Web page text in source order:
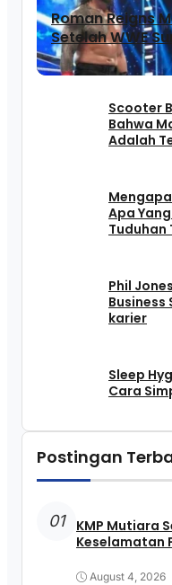
Roman Reigns
Setelah WWE
Scooter
Bahwa
Adalah
Apa
Tuduhan
Phil
karier
Sleep
Cara
Postingan
01
KMP Mutiara
Keselamatan
August 4, 2026